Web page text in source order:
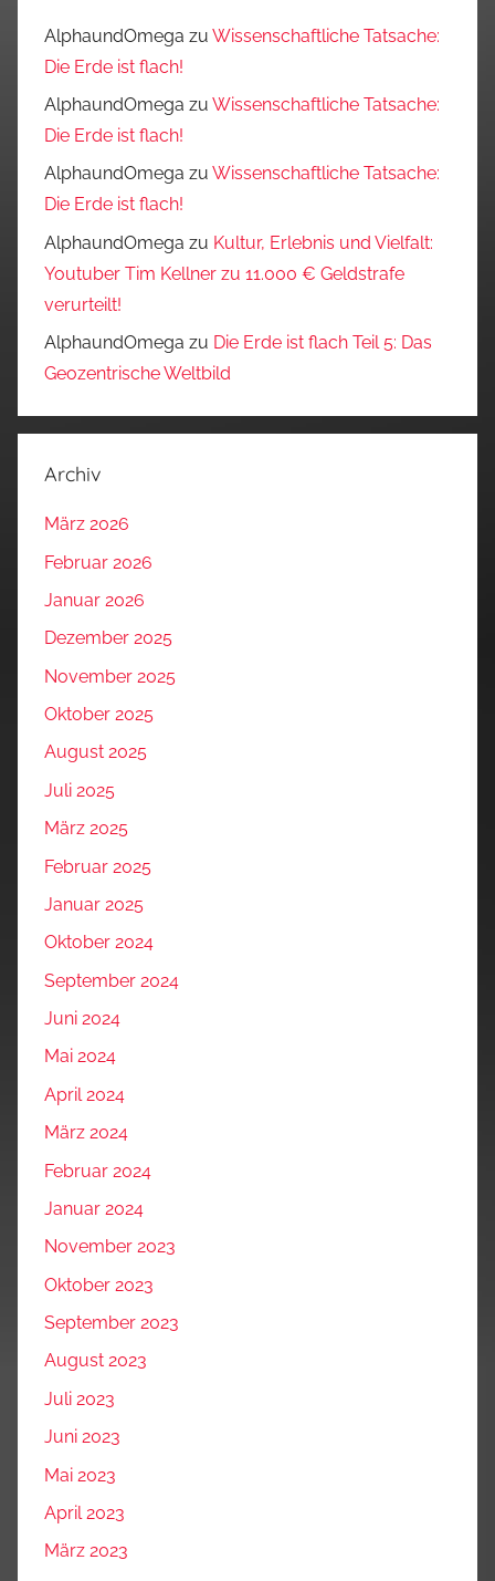
AlphaundOmega zu Wissenschaftliche Tatsache:
Die Erde ist flach!
AlphaundOmega zu Wissenschaftliche Tatsache:
Die Erde ist flach!
AlphaundOmega zu Wissenschaftliche Tatsache:
Die Erde ist flach!
AlphaundOmega zu Kultur, Erlebnis und Vielfalt:
Youtuber Tim Kellner zu 11.000 € Geldstrafe
verurteilt!
AlphaundOmega zu Die Erde ist flach Teil 5: Das
Geozentrische Weltbild
Archiv
März 2026
Februar 2026
Januar 2026
Dezember 2025
November 2025
Oktober 2025
August 2025
Juli 2025
März 2025
Februar 2025
Januar 2025
Oktober 2024
September 2024
Juni 2024
Mai 2024
April 2024
März 2024
Februar 2024
Januar 2024
November 2023
Oktober 2023
September 2023
August 2023
Juli 2023
Juni 2023
Mai 2023
April 2023
März 2023